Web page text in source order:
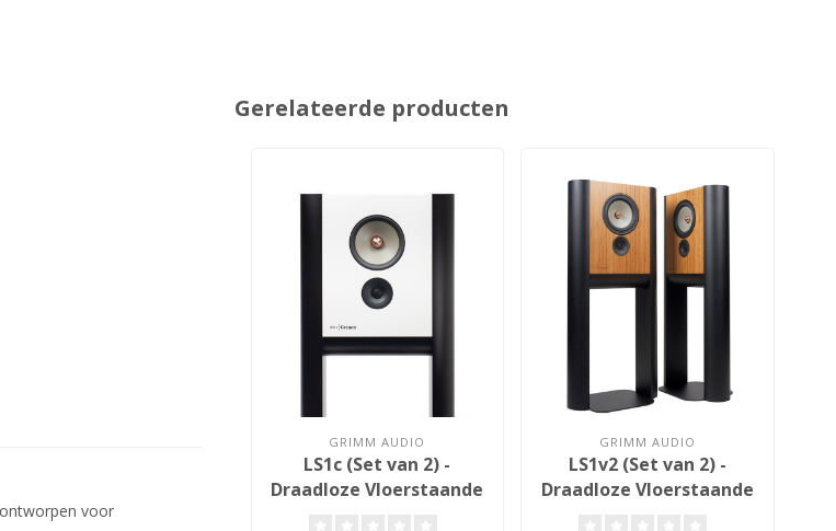
voor
Gerelateerde producten
GRIMM AUDIO
LS1c (Set van 2) -
Draadloze Vloerstaande
GRIMM AUDIO
LS1v2 (Set van 2) -
Draadloze Vloerstaande